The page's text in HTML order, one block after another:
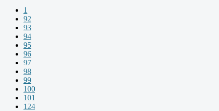
1
92
93
94
95
96
97
98
99
100
101
124